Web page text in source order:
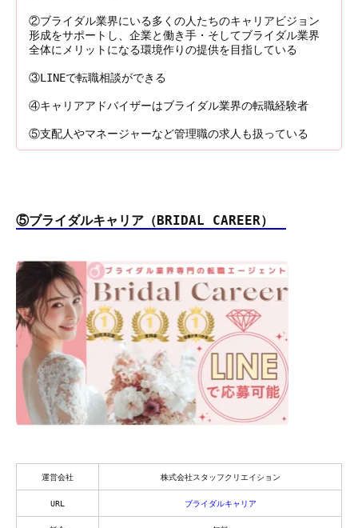
②ブライダル業界にいる多くの人たちのキャリアビジョン
形成をサポートし、企業と働き手・そしてブライダル業界
全体にメリットになる環境作りの提供を目指している
③LINEで転職相談ができる
④キャリアアドバイザーはブライダル業界の転職経験者
⑤支配人やマネージャーなど管理職の求人も扱っている
⑤ブライダルキャリア（BRIDAL CAREER）
運営会社 株式会社スタッフクリエイション
URL ブライダルキャリア